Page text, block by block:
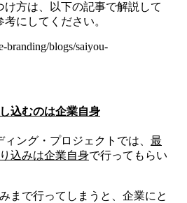
け方は、以下の記事で解説して
にしてください。
branding/blogs/saiyou-
込むのは企業自身
ング・プロジェクトでは、 最
込みは企業自身で行ってもらい
まで行ってしまうと、企業にと